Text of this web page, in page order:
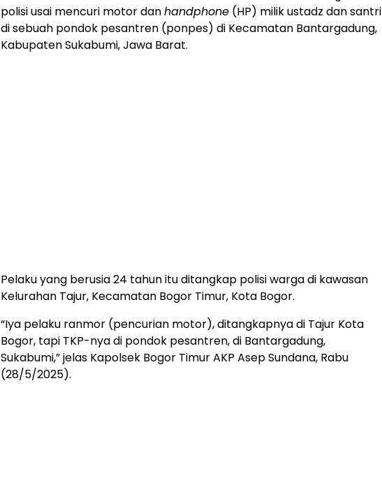
polisi usai mencuri motor danhandphone (HP) milik ustadz dan santri
di sebuah pondok pesantren (ponpes) di Kecamatan Bantargadung,
Kabupaten Sukabumi, Jawa Barat.
Pelaku yang berusia 24 tahun itu ditangkap polisi warga di kawasan
Kelurahan Tajur, Kecamatan Bogor Timur, Kota Bogor.
“Iya pelaku ranmor (pencurian motor), ditangkapnya di Tajur Kota
Bogor, tapi TKP-nya di pondok pesantren, di Bantargadung,
Sukabumi,” jelas Kapolsek Bogor Timur AKP Asep Sundana, Rabu
(28/5/2025).